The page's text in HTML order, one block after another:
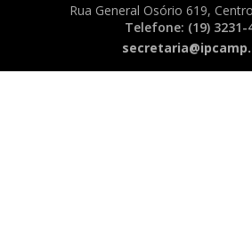
Rua General Osório 619,
Telefone: (19) 3231-